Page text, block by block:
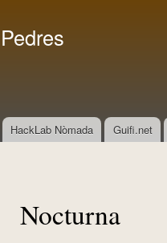
HackLab Nòmada Guifi.net
Nocturna